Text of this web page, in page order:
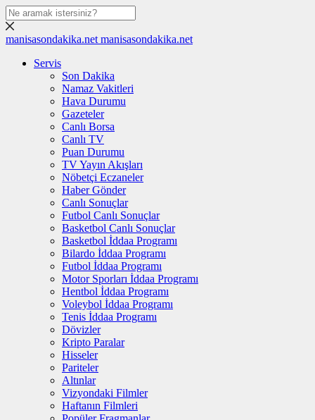
manisasondakika.net manisasondakika.net
Servis
Son Dakika
Namaz Vakitleri
Hava Durumu
Gazeteler
Canlı Borsa
Canlı TV
Puan Durumu
TV Yayın Akışları
Nöbetçi Eczaneler
Haber Gönder
Canlı Sonuçlar
Futbol Canlı Sonuçlar
Basketbol Canlı Sonuçlar
Basketbol İddaa Programı
Bilardo İddaa Programı
Futbol İddaa Programı
Motor Sporları İddaa Programı
Hentbol İddaa Programı
Voleybol İddaa Programı
Tenis İddaa Programı
Dövizler
Kripto Paralar
Hisseler
Pariteler
Altınlar
Vizyondaki Filmler
Haftanın Filmleri